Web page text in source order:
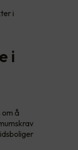
i
i
om å